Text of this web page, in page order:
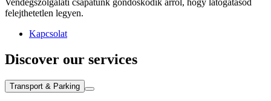
Vendégszolgálati csapatunk gondoskodik arról, hogy látogatásod
felejthetetlen legyen.
Kapcsolat
Discover our services
Transport & Parking